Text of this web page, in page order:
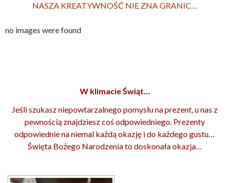
NASZA KREATYWNOŚĆ NIE ZNA GRANIC…
no images were found
W klimacie Świąt…
Jeśli szukasz niepowtarzalnego pomysłu na prezent, u nas z
pewnością znajdziesz coś odpowiedniego. Prezenty
odpowiednie na niemal każdą okazję i do każdego gustu…
Święta Bożego Narodzenia to doskonała okazja…